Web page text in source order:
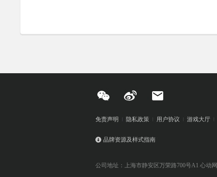
免责声明 隐私政策 用户协议 游戏大厅
品牌资源及样式指南
公司地址：上海市静安区万荣路700号A1 心动